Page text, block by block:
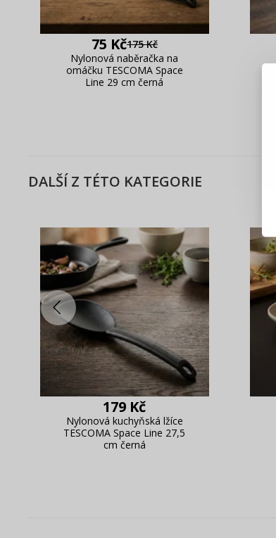
75 Kč175 Kč
Nylonová naběračka na
omáčku TESCOMA Space
Line 29 cm černá
DALŠÍ Z TÉTO KATEGORIE
179 Kč
Nylonová kuchyňská lžíce
TESCOMA Space Line 27,5
cm černá